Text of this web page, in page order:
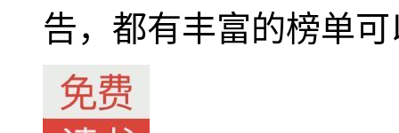
告，都有丰富的榜单